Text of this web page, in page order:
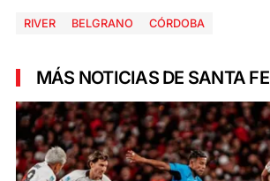
RIVER BELGRANO CÓRDOBA
MÁS NOTICIAS DE SANTA FE